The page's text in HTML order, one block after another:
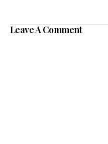
Leave A Comment